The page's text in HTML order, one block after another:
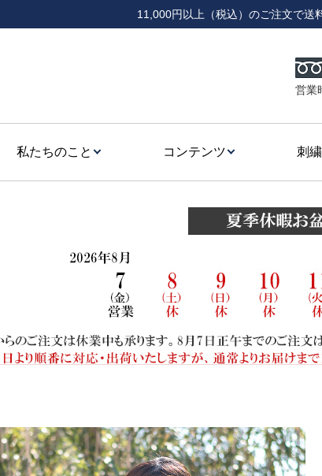
11,000円以上（税込）のご注文で送
営業
私たちのこと コンテンツ 刺